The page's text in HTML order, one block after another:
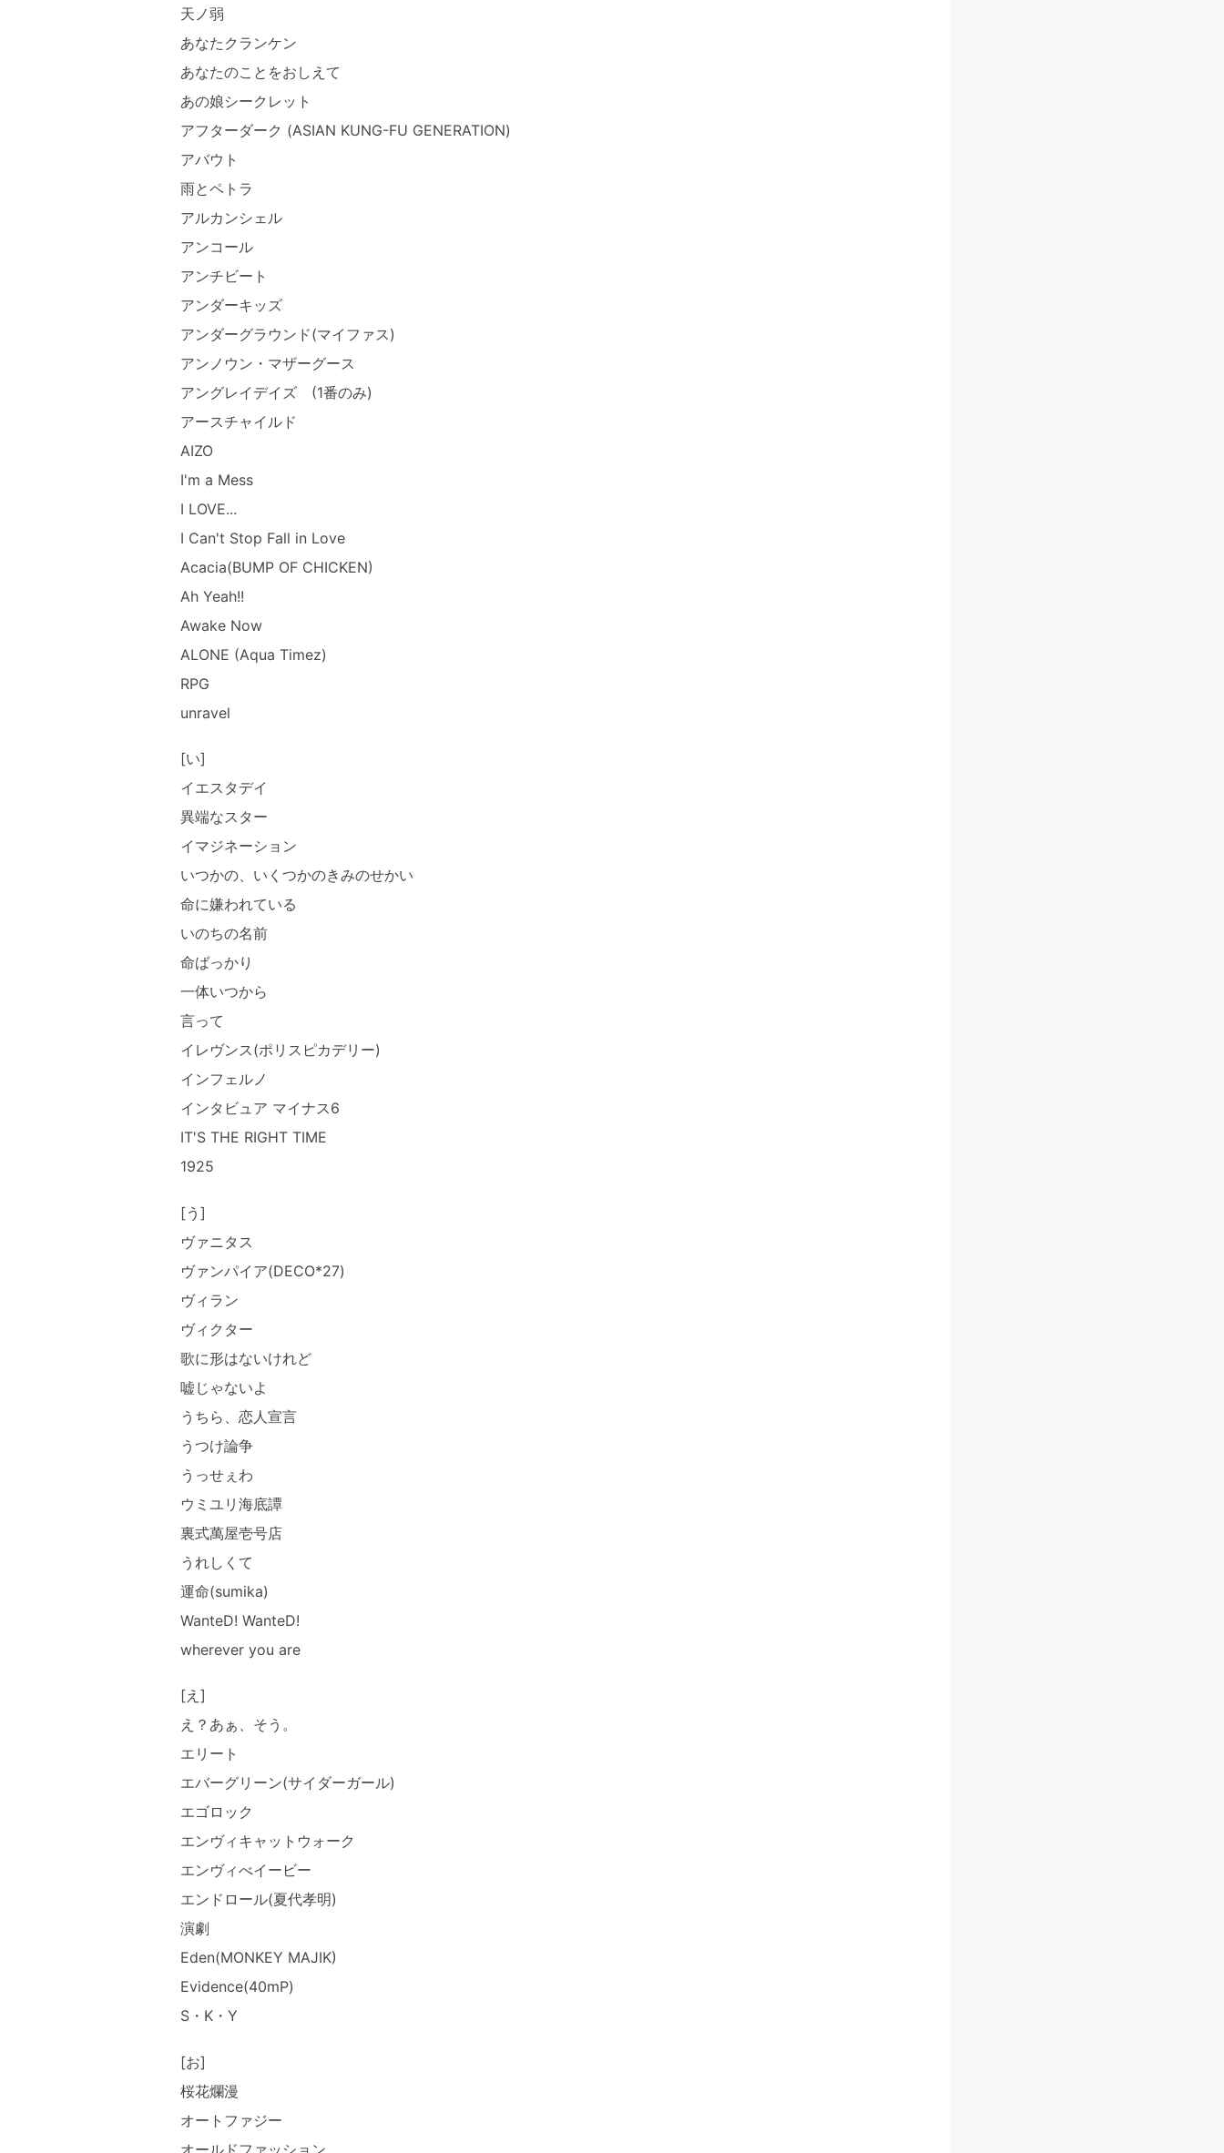
天ノ弱
あなたクランケン
あなたのことをおしえて
あの娘シークレット
アフターダーク (ASIAN KUNG-FU GENERATION)
アバウト
雨とペトラ
アルカンシェル
アンコール
アンチビート
アンダーキッズ
アンダーグラウンド(マイファス)
アンノウン・マザーグース
アングレイデイズ (1番のみ)
アースチャイルド
AIZO
I'm a Mess
I LOVE...
I Can't Stop Fall in Love
Acacia(BUMP OF CHICKEN)
Ah Yeah!!
Awake Now
ALONE (Aqua Timez)
RPG
unravel
[い]
イエスタデイ
異端なスター
イマジネーション
いつかの、いくつかのきみのせかい
命に嫌われている
いのちの名前
命ばっかり
一体いつから
言って
イレヴンス(ポリスピカデリー)
インフェルノ
インタビュア マイナス6
IT'S THE RIGHT TIME
1925
[う]
ヴァニタス
ヴァンパイア(DECO*27)
ヴィラン
ヴィクター
歌に形はないけれど
嘘じゃないよ
うちら、恋人宣言
うつけ論争
うっせぇわ
ウミユリ海底譚
裏式萬屋壱号店
うれしくて
運命(sumika)
WanteD! WanteD!
wherever you are
[え]
え？あぁ、そう。
エリート
エバーグリーン(サイダーガール)
エゴロック
エンヴィキャットウォーク
エンヴィべイービー
エンドロール(夏代孝明)
演劇
Eden(MONKEY MAJIK)
Evidence(40mP)
S・K・Y
[お]
桜花爛漫
オートファジー
オールドファッション